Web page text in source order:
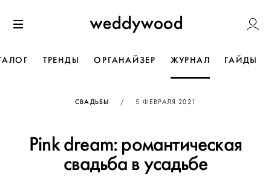
к содержанию
Weddywood
ТРЕНДЫ ОРГАНАЙЗЕР ЖУРНАЛ ГАЙДЫ
СВАДЬБЫ / ОПУБЛИКОВАНО
5 ФЕВРАЛЯ 2021
Pink dream: романтическая
свадьба в усадьбе